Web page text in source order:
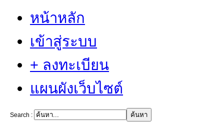
หน้าหลัก
เข้าสู่ระบบ
+ ลงทะเบียน
แผนผังเว็บไซต์
Search :